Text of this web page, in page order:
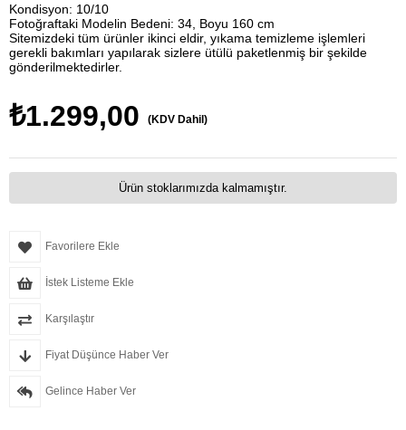
Kondisyon: 10/10
Fotoğraftaki Modelin Bedeni: 34, Boyu 160 cm
Sitemizdeki tüm ürünler ikinci eldir, yıkama temizleme işlemleri
gerekli bakımları yapılarak sizlere ütülü paketlenmiş bir şekilde
gönderilmektedirler.
₺1.299,00 (KDV Dahil)
Ürün stoklarımızda kalmamıştır.
Favorilere Ekle
İstek Listeme Ekle
Karşılaştır
Fiyat Düşünce Haber Ver
Gelince Haber Ver